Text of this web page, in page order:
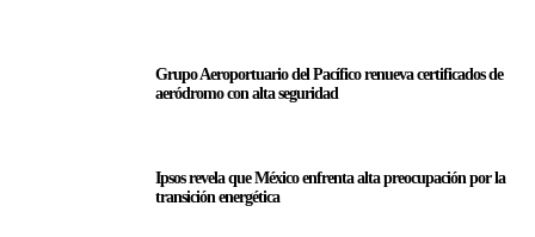
Grupo Aeroportuario del Pacífico renueva certificados de
aeródromo con alta seguridad
Ipsos revela que México enfrenta alta preocupación por la
transición energética